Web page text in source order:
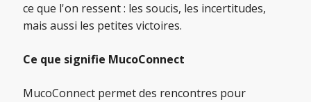
ce que l'on ressent : les soucis, les incertitudes,
mais aussi les petites victoires.
Ce que signifie MucoConnect
MucoConnect permet des rencontres pour